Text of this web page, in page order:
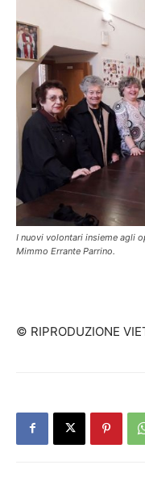
I nuovi volontari insieme agli
Mimmo Errante Parrino.
© RIPRODUZIONE